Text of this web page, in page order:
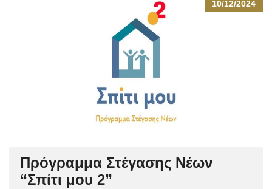
10/12/2024
Πρόγραμμα Στέγασης Νέων
“Σπίτι μου 2”